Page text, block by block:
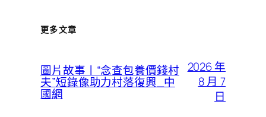
更多文章
圖片故事丨“念查包養價錢村
夫”短錄像助力村落復興_中
國網
2026 年
8 月 7
日